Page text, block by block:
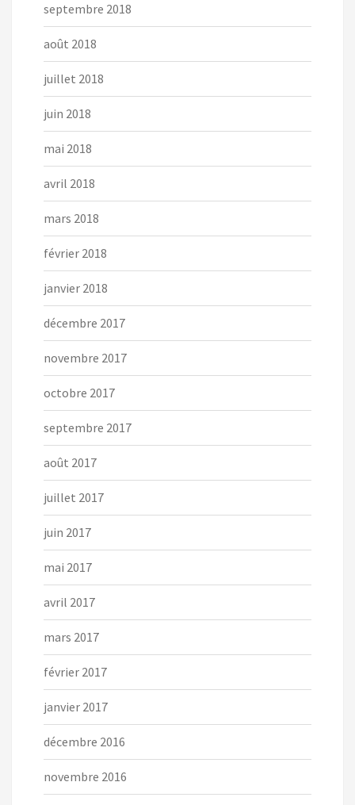
septembre 2018
août 2018
juillet 2018
juin 2018
mai 2018
avril 2018
mars 2018
février 2018
janvier 2018
décembre 2017
novembre 2017
octobre 2017
septembre 2017
août 2017
juillet 2017
juin 2017
mai 2017
avril 2017
mars 2017
février 2017
janvier 2017
décembre 2016
novembre 2016